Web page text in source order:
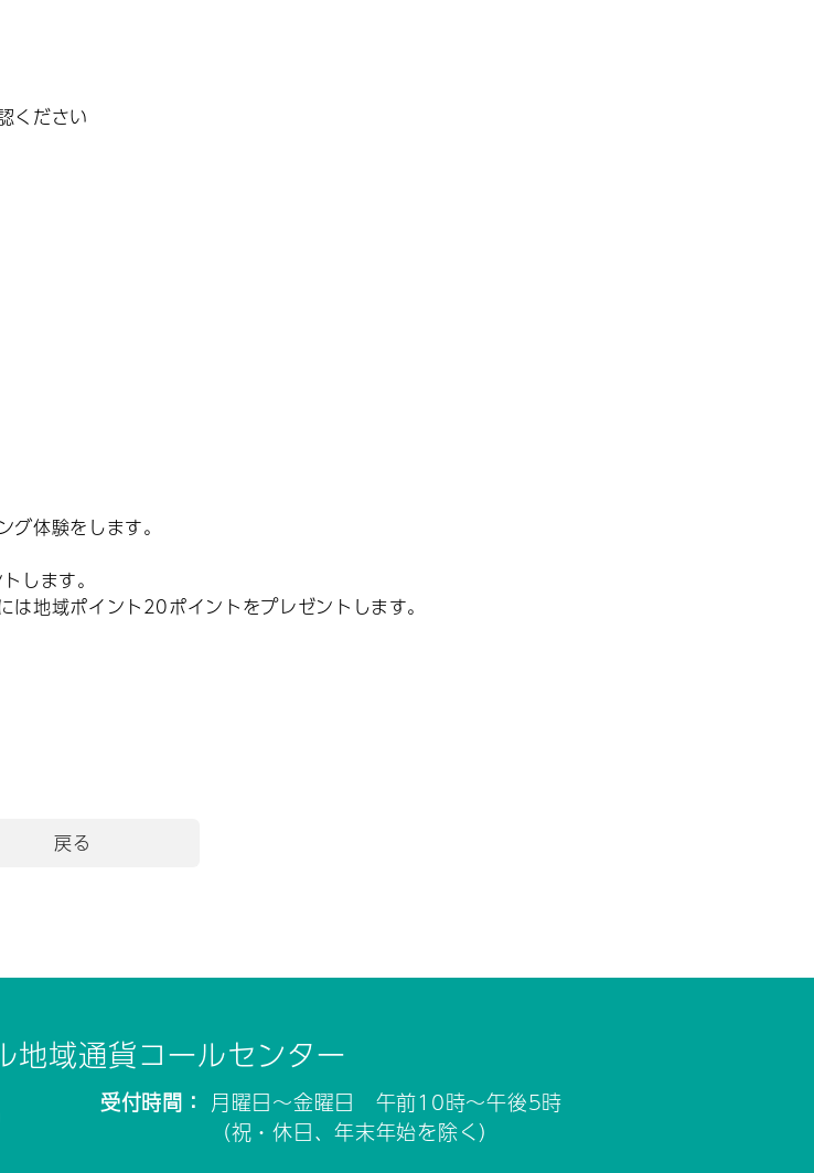
ください
体験をします。
します。
地域ポイント20ポイントをプレゼントします。
戻る
地域通貨コールセンター
受付時間： 月曜日～金曜日 午前10時～午後5時
（祝・休日、年末年始を除く）